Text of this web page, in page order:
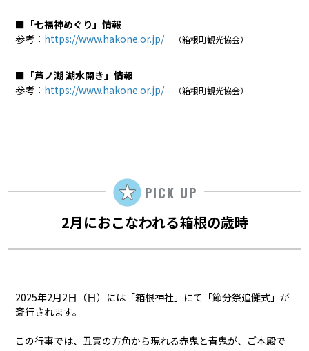
■「七福神めぐり」情報
参考： https://www.hakone.or.jp/ （箱根町観光協会）
■「芦ノ湖 湖水開き」情報
参考： https://www.hakone.or.jp/ （箱根町観光協会）
PICK UP
2月におこなわれる箱根の歳時
2025年2月2日（日）には「箱根神社」にて「節分祭追儺式」が
斎行されます。
この行事では、丑寅の方角から現れる赤鬼と青鬼が、ご本殿で